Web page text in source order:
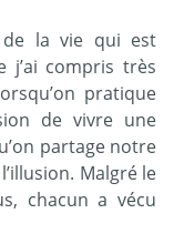
de la vie qui est
j’ai compris très
pratique
de vivre une
partage notre
Malgré le
chacun a vécu